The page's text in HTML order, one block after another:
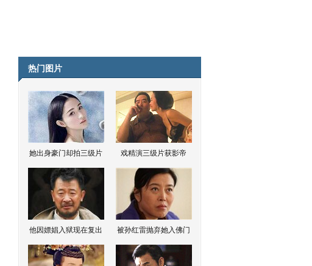
热门图片
她出身豪门却拍三级片 戏精演三级片获影帝
他因嫖娼入狱现在复出 被孙红雷抛弃她入佛门